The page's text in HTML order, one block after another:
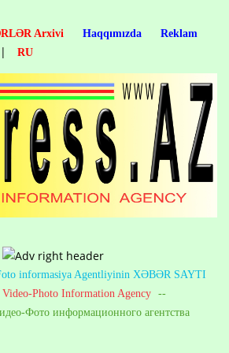
Arxivi Haqqımızda
Reklam
| RU
informasiya Agentliyinin XƏBƏR SAYTI
Photo Information Agency --
Фото информационного агентства